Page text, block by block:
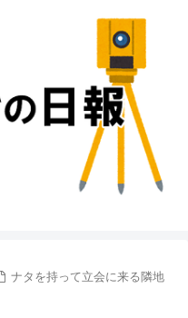
ナタを持って立会に来る隣地